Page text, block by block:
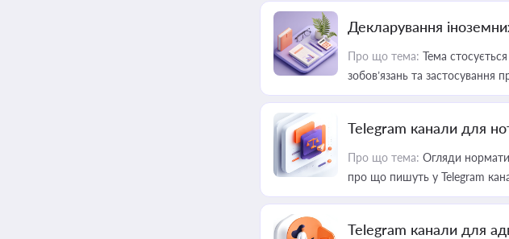
Декларування
Про що тема: Тема
зобов’язань та застосування
Telegram канали для
Про що тема: Огляди
про що пишуть у Telegram
Telegram канали для